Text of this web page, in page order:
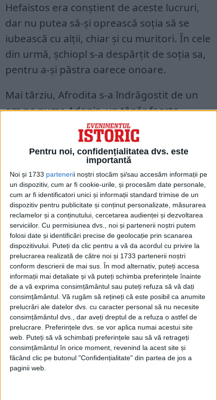
Pentru noi, confidențialitatea dvs. este
importantă
Noi și 1733 partenerii noștri stocăm și/sau accesăm informații pe
un dispozitiv, cum ar fi cookie-urile, și procesăm date personale,
cum ar fi identificatori unici și informații standard trimise de un
dispozitiv pentru publicitate și conținut personalizate, măsurarea
reclamelor și a conținutului, cercetarea audienței și dezvoltarea
serviciilor. Cu permisiunea dvs., noi și partenerii noștri putem
folosi date și identificări precise de geolocație prin scanarea
dispozitivului. Puteți da clic pentru a vă da acordul cu privire la
prelucrarea realizată de către noi și 1733 partenerii noștri
conform descrierii de mai sus. În mod alternativ, puteți accesa
informații mai detaliate și vă puteți schimba preferințele înainte
de a vă exprima consimțământul sau puteți refuza să vă dați
consimțământul. Vă rugăm să rețineți că este posibil ca anumite
prelucrări ale datelor dvs. cu caracter personal să nu necesite
consimțământul dvs., dar aveți dreptul de a refuza o astfel de
prelucrare. Preferințele dvs. se vor aplica numai acestui site
web. Puteți să vă schimbați preferințele sau să vă retrageți
consimțământul în orice moment, revenind la acest site și
făcând clic pe butonul "Confidențialitate" din partea de jos a
paginii web.
Hefaistos era conștient de aceste lucruri,
dar nu putea să-și oprească soția să se
iubească cu alții, chiar și cu muritori. În cele
din urmă, șchiopl s-a despărțit de soția sa,
pentru a-și păstra oarece onoare.
Mai târziu, Afrodita s-a îndrăgostit de un
om pe nume Adonis, un tânăr foarte
frumos. Însă, tânărul a murit repede după
începerea relației, fiind ucis în timpul unei
vânătoari.
Persefona se îndrăgostise și ea de Adonis,
ceea ce a provocat o dispută uriașă între
cele două zeițe.
Disputa s-a încheiat numai când a
intervenit Zeus, hotărând că Adonis va